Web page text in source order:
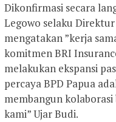
Dikonfirmasi secara
Legowo selaku
mengatakan ”kerja
komitmen BRI
melakukan ekspansi
percaya BPD Papua
membangun
kami” Ujar Budi.